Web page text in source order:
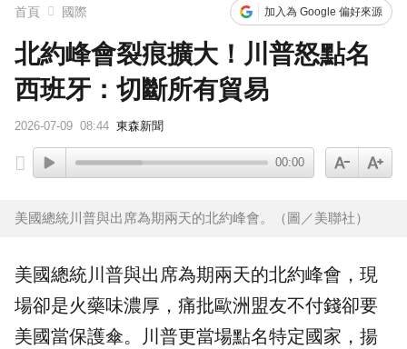
首頁 國際 加入為 Google 偏好來源
北約峰會裂痕擴大！川普怒點名
西班牙：切斷所有貿易
2026-07-09 08:44 東森新聞
00:00
美國總統川普與出席為期兩天的北約峰會。（圖／美聯社）
美國總統川普與出席為期兩天的北約峰會 ，現
場卻是火藥味濃厚，痛批歐洲盟友不付錢卻要
美國當保護傘。川普更當場點名特定國家，揚